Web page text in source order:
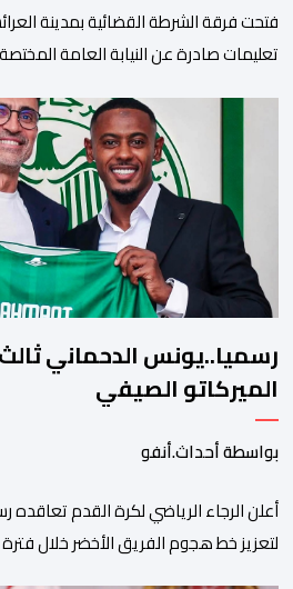
فتحت فرقة الشرطة القضائية بمدينة
تعليمات صادرة عن النيابة العامة
وأعادت تداولها حسابات على شبكات
السيدة المذكورة قد صرحت بمعطيات
فيها بأن جهات رسمية هي من فتحت
رسميا..يونس الدحماني
الميركاتو الصيفي
بواسطة أحداث.أنفو
أعلن الرجاء الرياضي لكرة القدم
لتعزيز خط هجوم الفريق الأخضر خلال فترة